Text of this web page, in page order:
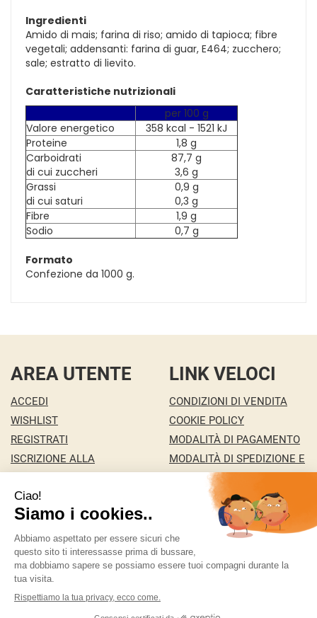
Ingredienti
Amido di mais; farina di riso; amido di tapioca; fibre
vegetali; addensanti: farina di guar, E464; zucchero;
sale; estratto di lievito.
Caratteristiche nutrizionali
per 100 g
Valore energetico
358 kcal - 1521 kJ
Proteine
1,8 g
Carboidrati
di cui zuccheri
87,7 g
3,6 g
Grassi
di cui saturi
0,9 g
0,3 g
Fibre
1,9 g
Sodio
0,7 g
Formato
Confezione da 1000 g.
AREA UTENTE
ACCEDI
WISHLIST
REGISTRATI
ISCRIZIONE ALLA
CONTATTI
LINK VELOCI
CONDIZIONI DI VENDITA
COOKIE POLICY
MODALITÀ DI PAGAMENTO
MODALITÀ DI SPEDIZIONE E
INFORMATIVA PRIVACY
MA.RI 29 S.A.S. DI MARCO PONZA & C.
146/c 36100 Vicenza ( VI)
ordini@bigfree.it
04155950241 | Numero R.E.A.: